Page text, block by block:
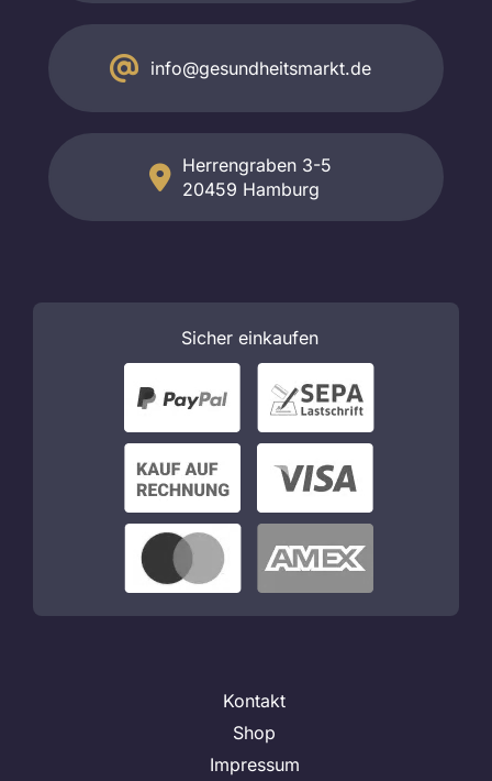
info@gesundheitsmarkt.de
Herrengraben 3-5
20459 Hamburg
Sicher einkaufen
Kontakt
Shop
Impressum